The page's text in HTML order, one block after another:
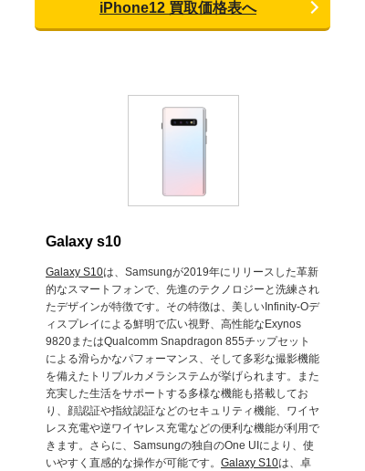
iPhone12 買取価格表へ
Galaxy s10
Galaxy S10は、Samsungが2019年にリリースした革新
的なスマートフォンで、先進のテクノロジーと洗練され
たデザインが特徴です。その特徴は、美しいInfinity-Oデ
ィスプレイによる鮮明で広い視野、高性能なExynos
9820またはQualcomm Snapdragon 855チップセット
による滑らかなパフォーマンス、そして多彩な撮影機能
を備えたトリプルカメラシステムが挙げられます。また
充実した生活をサポートする多様な機能も搭載してお
り、顔認証や指紋認証などのセキュリティ機能、ワイヤ
レス充電や逆ワイヤレス充電などの便利な機能が利用で
きます。さらに、Samsungの独自のOne UIにより、使
いやすく直感的な操作が可能です。 Galaxy S10は、卓